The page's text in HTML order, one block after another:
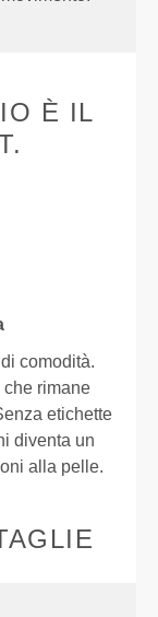
È IL
comodità.
rimane
etichette
diventa un
alla pelle.